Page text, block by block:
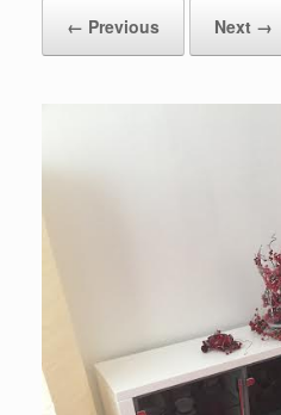
← Previous Next →